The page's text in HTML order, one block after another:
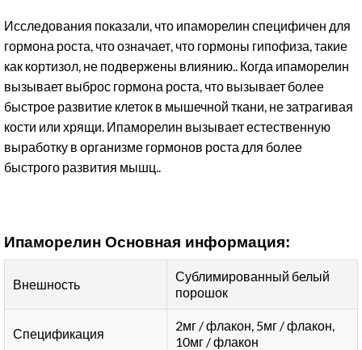
Исследования показали, что ипаморелин специфичен для
гормона роста, что означает, что гормоны гипофиза, такие
как кортизол, не подвержены влиянию.. Когда ипаморелин
вызывает выброс гормона роста, что вызывает более
быстрое развитие клеток в мышечной ткани, не затрагивая
кости или хрящи. Ипаморелин вызывает естественную
выработку в организме гормонов роста для более
быстрого развития мышц..
Ипаморелин Основная информация:
Внешность
Сублимированный белый
порошок
Спецификация
2мг / флакон, 5мг / флакон,
10мг / флакон